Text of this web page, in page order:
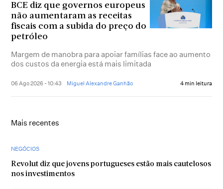
BCE diz que governos europeus
não aumentaram as receitas
fiscais com a subida do preço do
petróleo
Margem de manobra para apoiar famílias face ao aumento
dos custos da energia está mais limitada
06 Ago 2026 - 10:43 Miguel Alexandre Ganhão 4 min leitura
Mais recentes
NEGÓCIOS
Revolut diz que jovens portugueses estão mais cautelosos
nos investimentos